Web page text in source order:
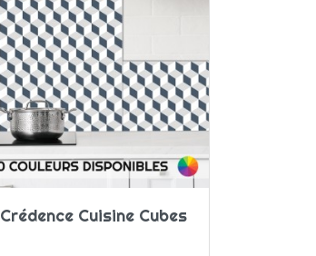
Crédence Cuisine Cubes